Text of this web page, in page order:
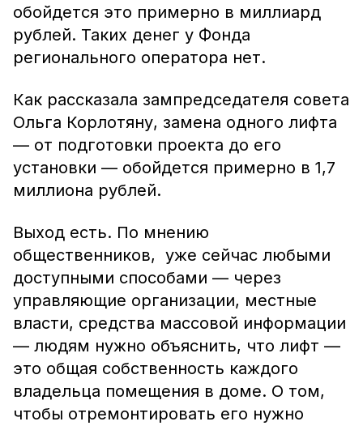
обойдется это примерно в миллиард
рублей. Таких денег у Фонда
регионального оператора нет.
Как рассказала зампредседателя совета
Ольга Корлотяну, замена одного лифта
— от подготовки проекта до его
установки — обойдется примерно в 1,7
миллиона рублей.
Выход есть. По мнению
общественников, уже сейчас любыми
доступными способами — через
управляющие организации, местные
власти, средства массовой информации
— людям нужно объяснить, что лифт —
это общая собственность каждого
владельца помещения в доме. О том,
чтобы отремонтировать его нужно